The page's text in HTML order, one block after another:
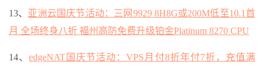
13、 亚洲云国庆节活动：三网9929 8H8G或200M低至10.1首
月 全场终身八折 福州高防免费升级铂金Platinum 8270 CPU
14、edgeNAT国庆节活动：VPS月付8折年付7折，充值满